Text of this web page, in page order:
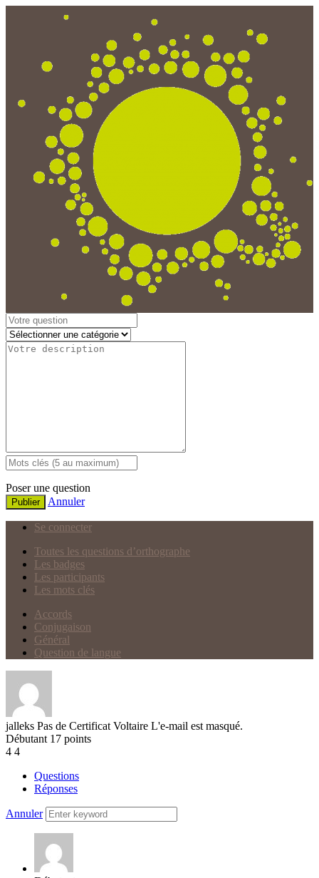
Poser une question
Publier Annuler
Se connecter
Toutes les questions d’orthographe
Les badges
Les participants
Les mots clés
Accords
Conjugaison
Général
Question de langue
jalleks Pas de Certificat Voltaire L'e-mail est masqué.
Débutant 17 points
4 4
Questions
Réponses
Annuler